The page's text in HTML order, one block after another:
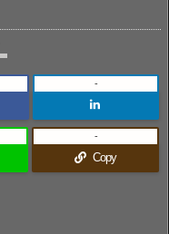
-
Copy
-